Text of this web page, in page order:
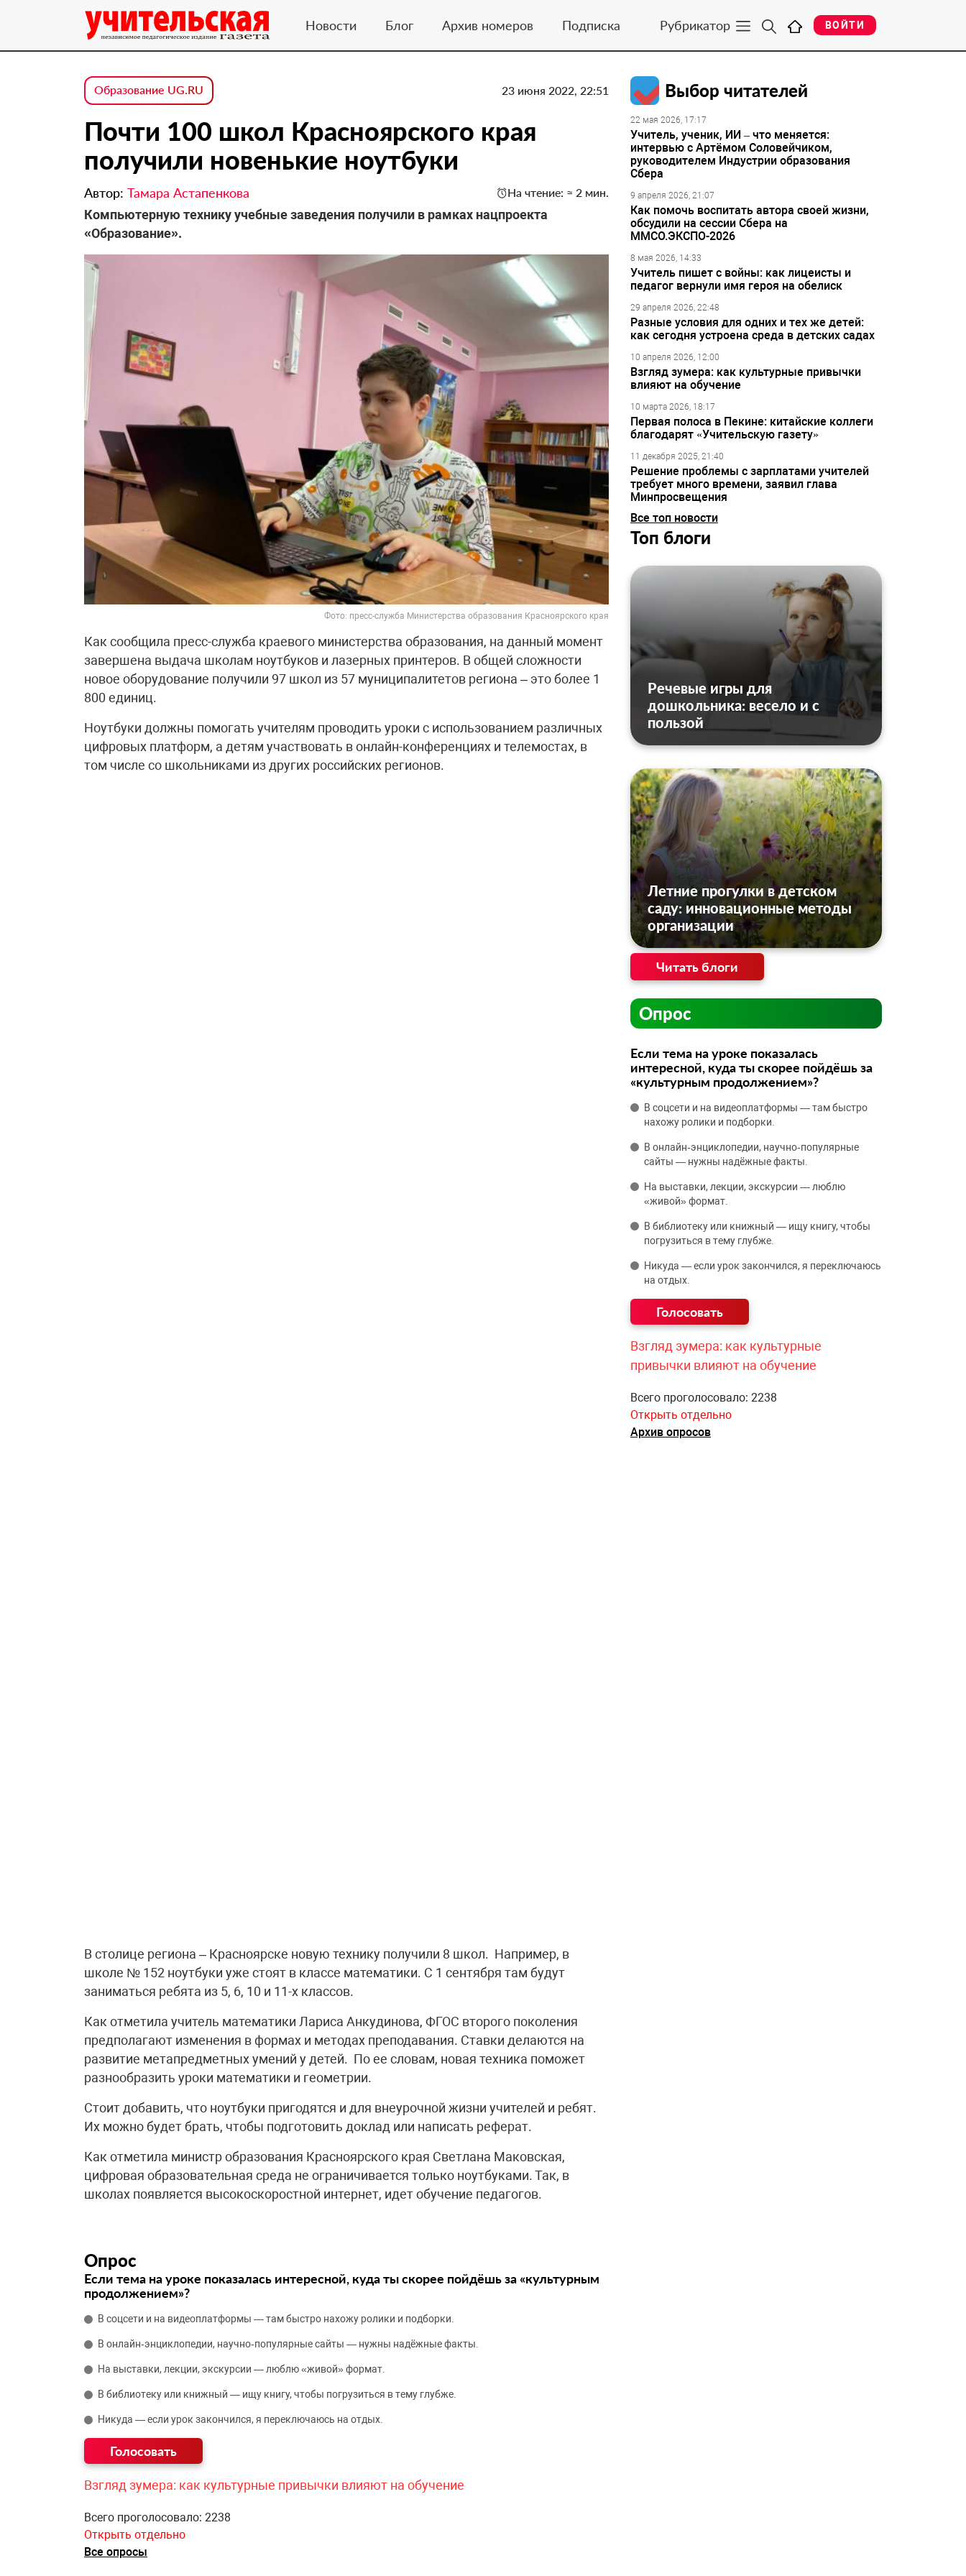
Новости Блог Архив номеров Подписка Рубрикатор ВОЙТИ
Образование UG.RU 23 июня 2022, 22:51
Почти 100 школ Красноярского края
получили новенькие ноутбуки
Автор: Тамара Астапенкова На чтение: ≈ 2 мин.
Компьютерную технику учебные заведения получили в рамках нацпроекта
«Образование».
Фото: пресс-служба Министерства образования Красноярского края
Как сообщила пресс-служба краевого министерства образования, на данный момент
завершена выдача школам ноутбуков и лазерных принтеров. В общей сложности
новое оборудование получили 97 школ из 57 муниципалитетов региона – это более 1
800 единиц.
Ноутбуки должны помогать учителям проводить уроки с использованием различных
цифровых платформ, а детям участвовать в онлайн-конференциях и телемостах, в
том числе со школьниками из других российских регионов.
В столице региона – Красноярске новую технику получили 8 школ. Например, в
школе № 152 ноутбуки уже стоят в классе математики. С 1 сентября там будут
заниматься ребята из 5, 6, 10 и 11-х классов.
Как отметила учитель математики Лариса Анкудинова, ФГОС второго поколения
предполагают изменения в формах и методах преподавания. Ставки делаются на
развитие метапредметных умений у детей. По ее словам, новая техника поможет
разнообразить уроки математики и геометрии.
Стоит добавить, что ноутбуки пригодятся и для внеурочной жизни учителей и ребят.
Их можно будет брать, чтобы подготовить доклад или написать реферат.
Как отметила министр образования Красноярского края Светлана Маковская,
цифровая образовательная среда не ограничивается только ноутбуками. Так, в
школах появляется высокоскоростной интернет, идет обучение педагогов.
Опрос
Если тема на уроке показалась интересной, куда ты скорее пойдёшь за «культурным
продолжением»?
В соцсети и на видеоплатформы — там быстро нахожу ролики и подборки.
В онлайн‑энциклопедии, научно‑популярные сайты — нужны надёжные факты.
На выставки, лекции, экскурсии — люблю «живой» формат.
В библиотеку или книжный — ищу книгу, чтобы погрузиться в тему глубже.
Никуда — если урок закончился, я переключаюсь на отдых.
Взгляд зумера: как культурные привычки влияют на обучение
Всего проголосовало: 2238
Открыть отдельно
Все опросы
Выбор читателей
22 мая 2026, 17:17
Учитель, ученик, ИИ – что меняется:
интервью с Артёмом Соловейчиком,
руководителем Индустрии образования
Сбера
9 апреля 2026, 21:07
Как помочь воспитать автора своей жизни,
обсудили на сессии Сбера на
ММСО.ЭКСПО-2026
8 мая 2026, 14:33
Учитель пишет с войны: как лицеисты и
педагог вернули имя героя на обелиск
29 апреля 2026, 22:48
Разные условия для одних и тех же детей:
как сегодня устроена среда в детских садах
10 апреля 2026, 12:00
Взгляд зумера: как культурные привычки
влияют на обучение
10 марта 2026, 18:17
Первая полоса в Пекине: китайские коллеги
благодарят «Учительскую газету»
11 декабря 2025, 21:40
Решение проблемы с зарплатами учителей
требует много времени, заявил глава
Минпросвещения
Все топ новости
Топ блоги
Речевые игры для
дошкольника: весело и с
пользой
Летние прогулки в детском
саду: инновационные методы
организации
Читать блоги
Опрос
Если тема на уроке показалась
интересной, куда ты скорее пойдёшь за
«культурным продолжением»?
В соцсети и на видеоплатформы — там быстро
нахожу ролики и подборки.
В онлайн‑энциклопедии, научно‑популярные
сайты — нужны надёжные факты.
На выставки, лекции, экскурсии — люблю
«живой» формат.
В библиотеку или книжный — ищу книгу, чтобы
погрузиться в тему глубже.
Никуда — если урок закончился, я переключаюсь
на отдых.
Взгляд зумера: как культурные
привычки влияют на обучение
Всего проголосовало: 2238
Открыть отдельно
Архив опросов